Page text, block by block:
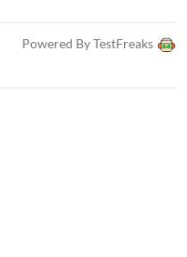
Powered By TestFreaks